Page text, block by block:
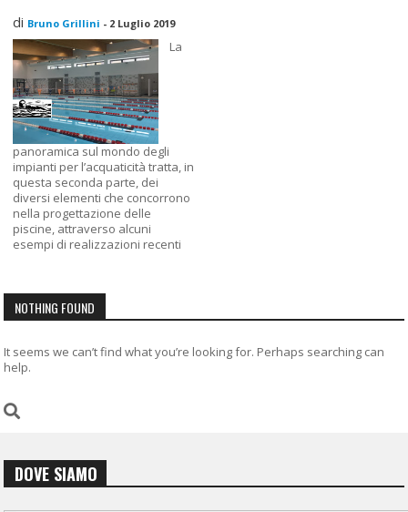
di Bruno Grillini - 2 Luglio 2019
La
panoramica sul mondo degli
impianti per l’acquaticità tratta, in
questa seconda parte, dei
diversi elementi che concorrono
nella progettazione delle
piscine, attraverso alcuni
esempi di realizzazioni recenti
NOTHING FOUND
It seems we can’t find what you’re looking for. Perhaps searching can
help.
DOVE SIAMO